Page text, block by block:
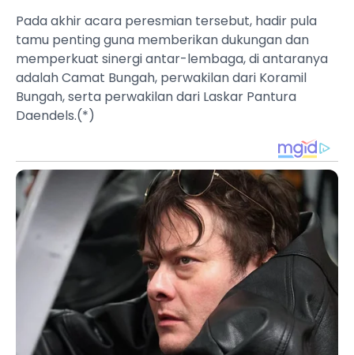
​Pada akhir acara peresmian tersebut, hadir pula
tamu penting guna memberikan dukungan dan
memperkuat sinergi antar-lembaga, di antaranya
adalah Camat Bungah, perwakilan dari Koramil
Bungah, serta perwakilan dari Laskar Pantura
Daendels.(*)